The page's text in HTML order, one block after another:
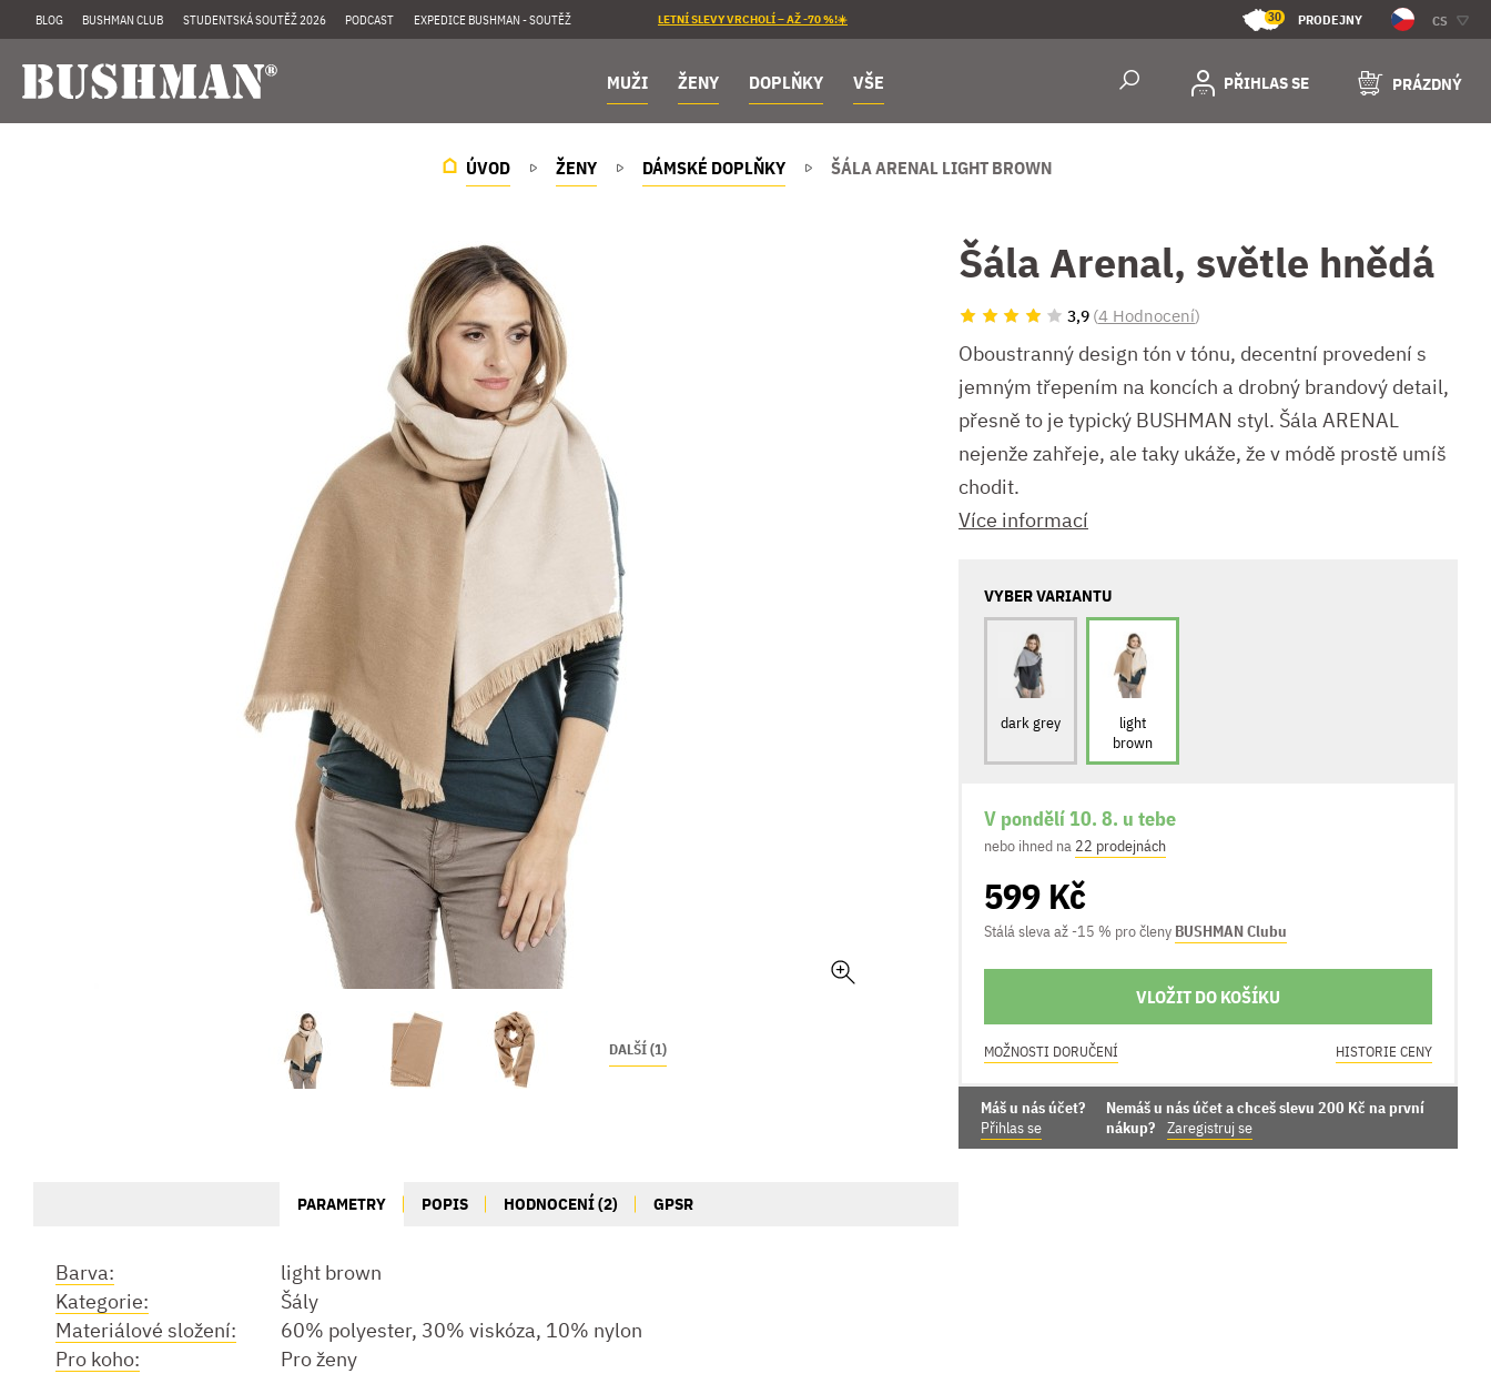
BLOG BUSHMAN CLUB STUDENTSKÁ SOUTĚŽ 2026 PODCAST EXPEDICE BUSHMAN - SOUTĚŽ LETNÍ SLEVY VRCHOLÍ – AŽ -70 %!☀️ 30 PRODEJNY CS
MUŽI ŽENY DOPLŇKY VŠE PŘIHLAS SE PRÁZDNÝ
ÚVOD ŽENY DÁMSKÉ DOPLŇKY ŠÁLA ARENAL LIGHT BROWN
DALŠÍ (1)
Šála Arenal, světle hnědá
3,9 (4 Hodnocení)
Oboustranný design tón v tónu, decentní provedení s
jemným třepením na koncích a drobný brandový detail,
přesně to je typický BUSHMAN styl. Šála ARENAL
nejenže zahřeje, ale taky ukáže, že v módě prostě umíš
chodit.
Více informací
VYBER VARIANTU
dark grey
light
brown
V pondělí 10. 8. u tebe
nebo ihned na 22 prodejnách
599 Kč
Stálá sleva až -15 % pro členy BUSHMAN Clubu
VLOŽIT DO KOŠÍKU
MOŽNOSTI DORUČENÍ HISTORIE CENY
Máš u nás účet?
Přihlas se
Nemáš u nás účet a chceš slevu 200 Kč na první
nákup?
Zaregistruj se
PARAMETRY POPIS HODNOCENÍ (2) GPSR
Barva:
light brown
Kategorie:
Šály
Materiálové složení:
60% polyester, 30% viskóza, 10% nylon
Pro koho:
Pro ženy